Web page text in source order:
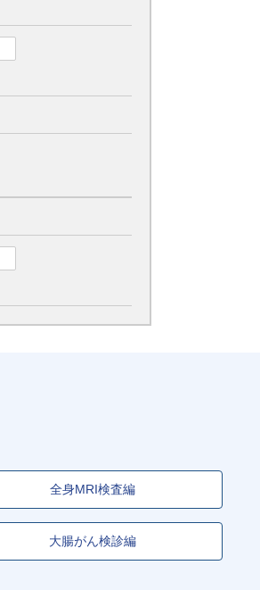
全身MRI検査編
大腸がん検診編